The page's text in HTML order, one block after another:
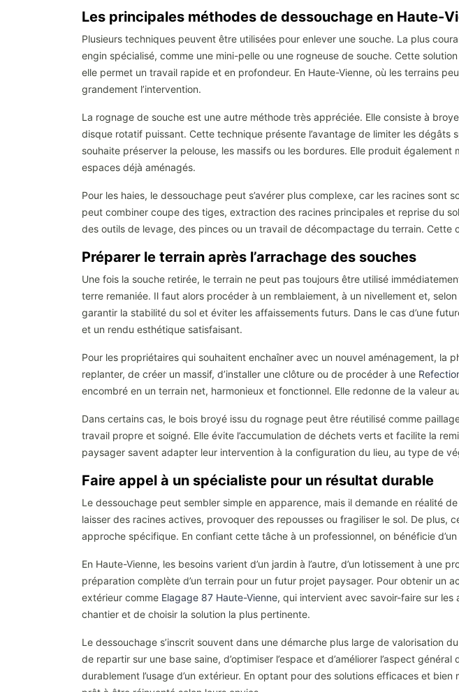
Les principales méthodes de dessouchage en Haute-
Plusieurs techniques peuvent être utilisées pour enlever une souche. La plus
engin spécialisé, comme une mini-pelle ou une rogneuse de souche. Cette
elle permet un travail rapide et en profondeur. En Haute-Vienne, où les terrains
grandement l’intervention.
La rognage de souche est une autre méthode très appréciée. Elle consiste à
disque rotatif puissant. Cette technique présente l’avantage de limiter les dégâts
souhaite préserver la pelouse, les massifs ou les bordures. Elle produit
espaces déjà aménagés.
Pour les haies, le dessouchage peut s’avérer plus complexe, car les racines
peut combiner coupe des tiges, extraction des racines principales et reprise du
des outils de levage, des pinces ou un travail de décompactage du terrain.
Préparer le terrain après l’arrachage des souches
Une fois la souche retirée, le terrain ne peut pas toujours être utilisé
terre remaniée. Il faut alors procéder à un remblaiement, à un nivellement et,
garantir la stabilité du sol et éviter les affaissements futurs. Dans le cas d’une
et un rendu esthétique satisfaisant.
Pour les propriétaires qui souhaitent enchaîner avec un nouvel aménagement,
replanter, de créer un massif, d’installer une clôture ou de procéder à une
encombré en un terrain net, harmonieux et fonctionnel. Elle redonne de la valeur
Dans certains cas, le bois broyé issu du rognage peut être réutilisé comme
travail propre et soigné. Elle évite l’accumulation de déchets verts et facilite la
paysager savent adapter leur intervention à la configuration du lieu, au type de
Faire appel à un spécialiste pour un résultat durable
Le dessouchage peut sembler simple en apparence, mais il demande en réalité
laisser des racines actives, provoquer des repousses ou fragiliser le sol. De plus,
approche spécifique. En confiant cette tâche à un professionnel, on bénéficie
En Haute-Vienne, les besoins varient d’un jardin à l’autre, d’un lotissement à
préparation complète d’un terrain pour un futur projet paysager. Pour obtenir un
extérieur comme Elagage 87 Haute-Vienne, qui intervient avec savoir-faire sur les
chantier et de choisir la solution la plus pertinente.
Le dessouchage s’inscrit souvent dans une démarche plus large de valorisation
de repartir sur une base saine, d’optimiser l’espace et d’améliorer l’aspect
durablement l’usage d’un extérieur. En optant pour des solutions efficaces et